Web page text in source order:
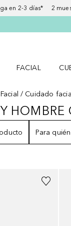
en 2-3 días* 2
FACIAL
Facial Cuidado facial
Para quién